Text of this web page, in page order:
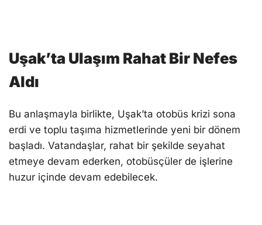
Uşak’ta Ulaşım Rahat Bir Nefes
Aldı
Bu anlaşmayla birlikte, Uşak’ta otobüs krizi sona
erdi ve toplu taşıma hizmetlerinde yeni bir dönem
başladı. Vatandaşlar, rahat bir şekilde seyahat
etmeye devam ederken, otobüsçüler de işlerine
huzur içinde devam edebilecek.